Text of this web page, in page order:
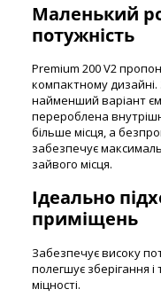
Маленький
потужність
Premium 200 V2
компактному дизайні.
найменший варіант
перероблена
більше місця, а
забезпечує
зайвого місця.
Ідеально
приміщень
Забезпечує високу
полегшує зберігання
міцності.